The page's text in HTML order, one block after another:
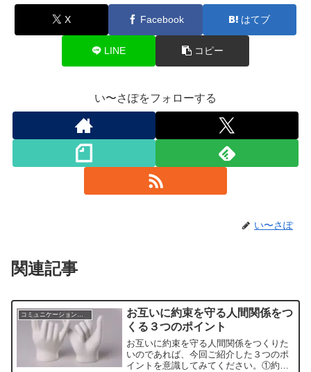
X Facebook はてブ
LINE コピー
い〜さぽをフォローする
い〜さぽ
関連記事
お互いに約束を守る人間関係をつ
くる３つのポイント
お互いに約束を守る人間関係をつくりた
いのであれば、今回ご紹介した３つのポ
イントを意識してみてください。①約束